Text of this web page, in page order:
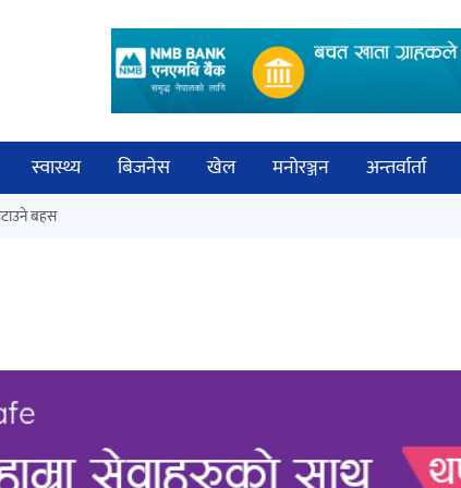
स्वास्थ्य बिजनेस खेल मनोरञ्जन अन्तर्वार्ता
औपचारिक सेवा सञ्चालनमा
बहस